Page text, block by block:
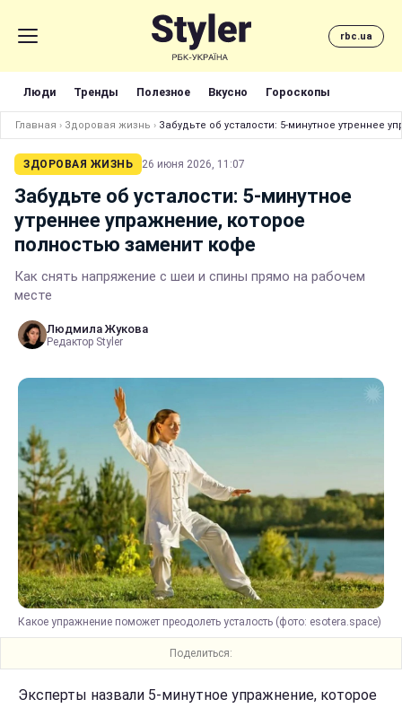
rbc.ua
Люди Тренды Полезное Вкусно Гороскопы
Главная › Здоровая жизнь › Забудьте об усталости: 5-минутное утреннее
ЗДОРОВАЯ ЖИЗНЬ 26 июня 2026, 11:07
Забудьте об усталости: 5-минутное
утреннее упражнение, которое
полностью заменит кофе
Как снять напряжение с шеи и спины прямо на рабочем
месте
Людмила Жукова
Редактор Styler
Какое упражнение поможет преодолеть усталость (фото: esotera.space)
Поделиться:
Эксперты назвали 5-минутное упражнение, которое